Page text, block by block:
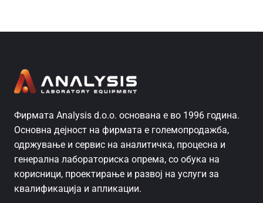
Фирмата Analysis d.o.o. основана е во 1996 година.
Основна дејност на фирмата е големопродажба,
одржување и сервис на аналитичка, процесна и
генерална лабораториска опрема, со обука на
корисници, проектирање и развој на услуги за
квалификација и апликации.